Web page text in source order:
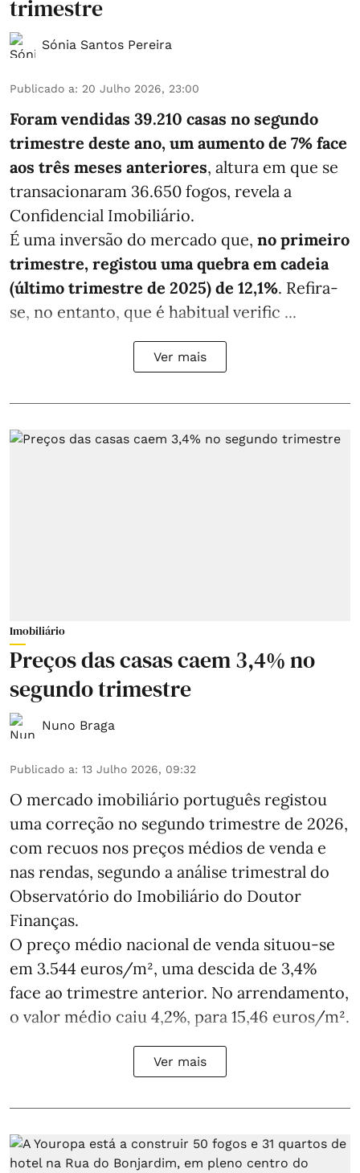
trimestre
Sónia Santos Pereira
Publicado a: 20 Julho 2026, 23:00
Foram vendidas 39.210 casas no segundo
trimestre deste ano, um aumento de 7% face
aos três meses anteriores, altura em que se
transacionaram 36.650 fogos, revela a
Confidencial Imobiliário.
É uma inversão do mercado que, no primeiro
trimestre, registou uma quebra em cadeia
(último trimestre de 2025) de 12,1%. Refira-
se, no entanto, que é habitual verific ...
Ver mais
Imobiliário
Preços das casas caem 3,4% no
segundo trimestre
Nuno Braga
Publicado a: 13 Julho 2026, 09:32
O mercado imobiliário português registou
uma correção no segundo trimestre de 2026,
com recuos nos preços médios de venda e
nas rendas, segundo a análise trimestral do
Observatório do Imobiliário do Doutor
Finanças.
O preço médio nacional de venda situou‑se
em 3.544 euros/m², uma descida de 3,4%
face ao trimestre anterior. No arrendamento,
o valor médio caiu 4,2%, para 15,46 euros/m².
Ver mais